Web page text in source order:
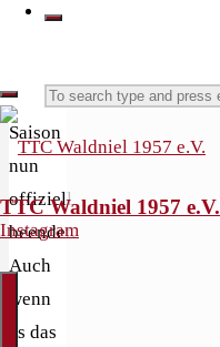
Search
TTC Waldniel 1957 e.V.
Instagram
aktuelle
Saison
nun
offiziell
beendet.
Auch
wenn
es das